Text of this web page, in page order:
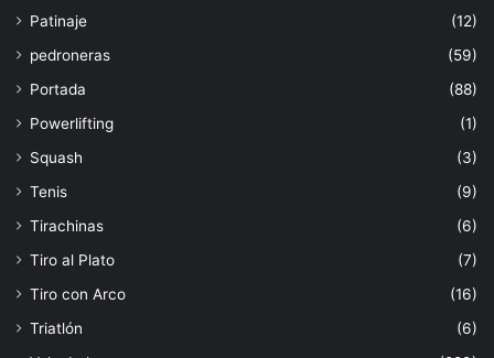
Patinaje
(12)
pedroneras
(59)
Portada
(88)
Powerlifting
(1)
Squash
(3)
Tenis
(9)
Tirachinas
(6)
Tiro al Plato
(7)
Tiro con Arco
(16)
Triatlón
(6)